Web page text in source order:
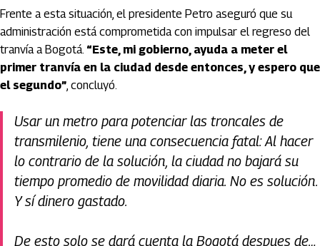
Frente a esta situación, el presidente Petro aseguró que su
administración está comprometida con impulsar el regreso del
tranvía a Bogotá. “Este, mi gobierno, ayuda a meter el
primer tranvía en la ciudad desde entonces, y espero que
el segundo”, concluyó.
Usar un metro para potenciar las troncales de
transmilenio, tiene una consecuencia fatal: Al hacer
lo contrario de la solución, la ciudad no bajará su
tiempo promedio de movilidad diaria. No es solución.
Y sí dinero gastado.
De esto solo se dará cuenta la Bogotá despues de…